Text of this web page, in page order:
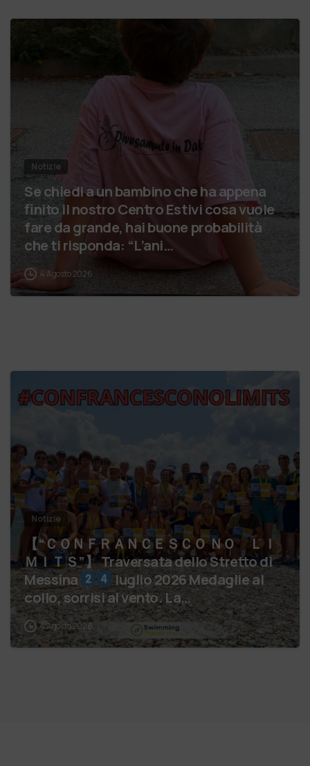
Notizie
Se chiedi a un bambino che ha appena
finito il nostro Centro Estivi cosa vuole
fare da grande, hai buone probabilità
che ti risponda: “L’ani…
4 Agosto 2026
Notizie
【 “ＣＯＮＦＲＡＮＣＥＳＣＯ ＮＯ ＬＩ
ＭＩＴＳ”】 Traversata dello Stretto di
Messina
luglio 2026 Medaglie al
collo, sorrisi al vento. La…
4 Agosto 2026